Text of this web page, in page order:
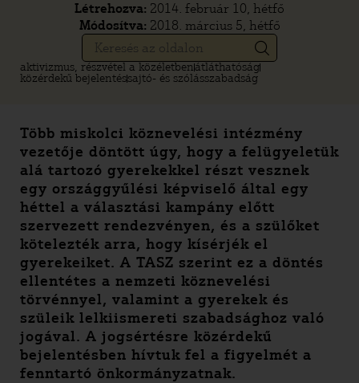
Létrehozva: 2014. február 10, hétfő
Módosítva: 2018. március 5, hétfő
aktivizmus, részvétel a közéletbenátláthatóság
közérdekű bejelentéssajtó- és szólásszabadság
Több miskolci köznevelési intézmény
vezetője döntött úgy, hogy a felügyeletük
alá tartozó gyerekekkel részt vesznek
egy országgyűlési képviselő által egy
héttel a választási kampány előtt
szervezett rendezvényen, és a szülőket
kötelezték arra, hogy kísérjék el
gyerekeiket. A TASZ szerint ez a döntés
ellentétes a nemzeti köznevelési
törvénnyel, valamint a gyerekek és
szüleik lelkiismereti szabadsághoz való
jogával. A jogsértésre közérdekű
bejelentésben hívtuk fel a figyelmét a
fenntartó önkormányzatnak.